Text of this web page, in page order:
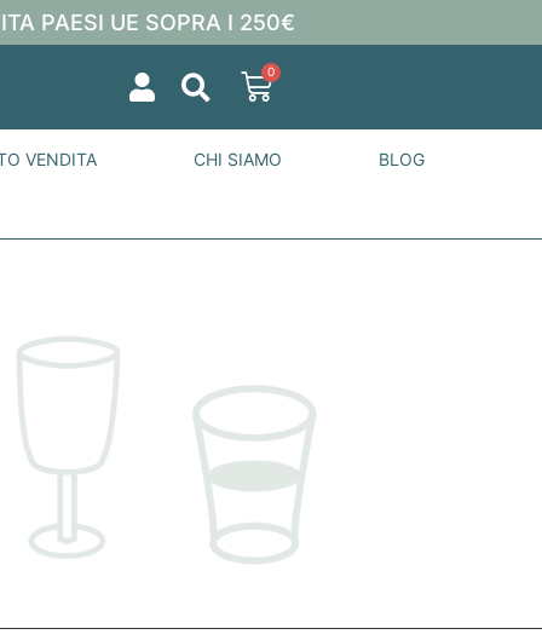
PAESI UE SOPRA I 250€
0
VENDITA CHI SIAMO BLOG